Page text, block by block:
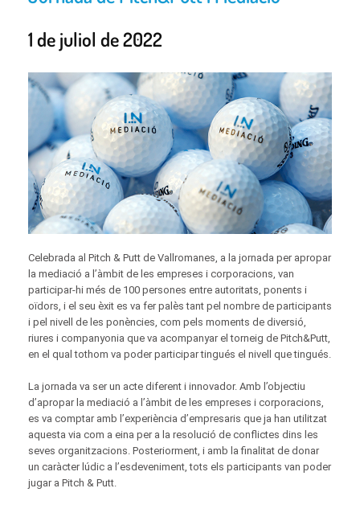
1 de juliol de 2022
Celebrada al Pitch & Putt de Vallromanes, a la jornada per apropar
la mediació a l’àmbit de les empreses i corporacions, van
participar-hi més de 100 persones entre autoritats, ponents i
oïdors, i el seu èxit es va fer palès tant pel nombre de participants
i pel nivell de les ponències, com pels moments de diversió,
riures i companyonia que va acompanyar el torneig de Pitch&Putt,
en el qual tothom va poder participar tingués el nivell que tingués.
La jornada va ser un acte diferent i innovador. Amb l’objectiu
d’apropar la mediació a l’àmbit de les empreses i corporacions,
es va comptar amb l’experiència d’empresaris que ja han utilitzat
aquesta via com a eina per a la resolució de conflictes dins les
seves organitzacions. Posteriorment, i amb la finalitat de donar
un caràcter lúdic a l’esdeveniment, tots els participants van poder
jugar a Pitch & Putt.